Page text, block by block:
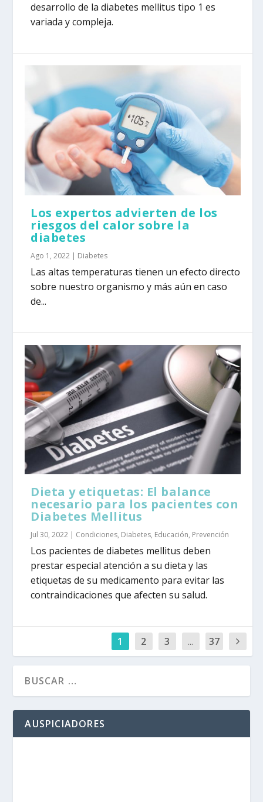
desarrollo de la diabetes mellitus tipo 1 es
variada y compleja.
Los expertos advierten de los
riesgos del calor sobre la
diabetes
Ago 1, 2022 | Diabetes
Las altas temperaturas tienen un efecto directo
sobre nuestro organismo y más aún en caso
de...
Dieta y etiquetas: El balance
necesario para los pacientes con
Diabetes Mellitus
Jul 30, 2022 | Condiciones, Diabetes, Educación, Prevención
Los pacientes de diabetes mellitus deben
prestar especial atención a su dieta y las
etiquetas de su medicamento para evitar las
contraindicaciones que afecten su salud.
1 2 3 ... 37
AUSPICIADORES